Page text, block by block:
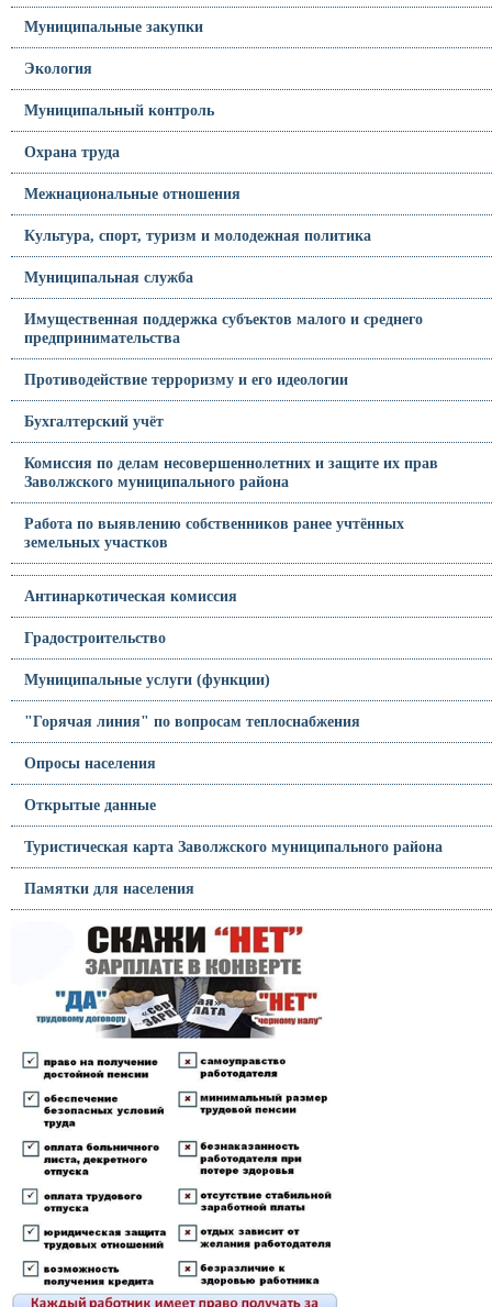
Муниципальные закупки
Экология
Муниципальный контроль
Охрана труда
Межнациональные отношения
Культура, спорт, туризм и молодежная политика
Муниципальная служба
Имущественная поддержка субъектов малого и среднего
предпринимательства
Противодействие терроризму и его идеологии
Бухгалтерский учёт
Комиссия по делам несовершеннолетних и защите их прав
Заволжского муниципального района
Работа по выявлению собственников ранее учтённых
земельных участков
Антинаркотическая комиссия
Градостроительство
Муниципальные услуги (функции)
"Горячая линия" по вопросам теплоснабжения
Опросы населения
Открытые данные
Туристическая карта Заволжского муниципального района
Памятки для населения